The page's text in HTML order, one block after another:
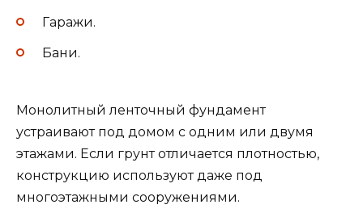
Гаражи.
Бани.
Монолитный ленточный фундамент
устраивают под домом с одним или двумя
этажами. Если грунт отличается плотностью,
конструкцию используют даже под
многоэтажными сооружениями.